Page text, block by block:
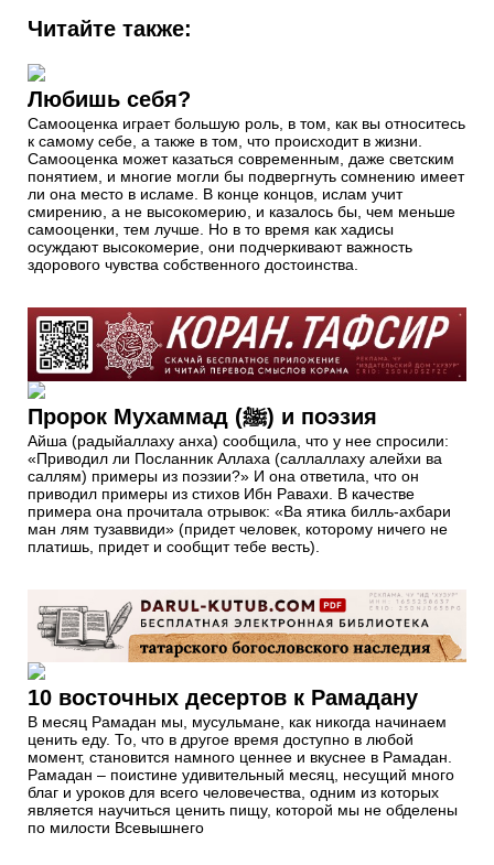
Читайте также:
Любишь себя?
Самооценка играет большую роль, в том, как вы относитесь
к самому себе, а также в том, что происходит в жизни.
Самооценка может казаться современным, даже светским
понятием, и многие могли бы подвергнуть сомнению имеет
ли она место в исламе. В конце концов, ислам учит
смирению, а не высокомерию, и казалось бы, чем меньше
самооценки, тем лучше. Но в то время как хадисы
осуждают высокомерие, они подчеркивают важность
здорового чувства собственного достоинства.
Пророк Мухаммад (ﷺ) и поэзия
Айша (радыйаллаху анха) сообщила, что у нее спросили:
«Приводил ли Посланник Аллаха (саллаллаху алейхи ва
саллям) примеры из поэзии?» И она ответила, что он
приводил примеры из стихов Ибн Равахи. В качестве
примера она прочитала отрывок: «Ва ятика билль-ахбари
ман лям тузаввиди» (придет человек, которому ничего не
платишь, придет и сообщит тебе весть).
10 восточных десертов к Рамадану
В месяц Рамадан мы, мусульмане, как никогда начинаем
ценить еду. То, что в другое время доступно в любой
момент, становится намного ценнее и вкуснее в Рамадан.
Рамадан – поистине удивительный месяц, несущий много
благ и уроков для всего человечества, одним из которых
является научиться ценить пищу, которой мы не обделены
по милости Всевышнего